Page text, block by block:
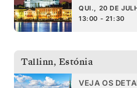
QUI., 20 DE
13:00 - 21:30
Tallinn, Estónia
VEJA OS